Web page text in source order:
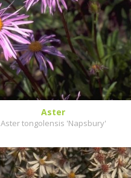
Aster
Aster tongolensis 'Napsbury'